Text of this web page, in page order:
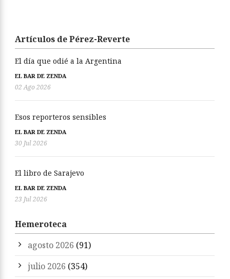
Artículos de Pérez-Reverte
El día que odié a la Argentina
EL BAR DE ZENDA
02 Ago 2026
Esos reporteros sensibles
EL BAR DE ZENDA
30 Jul 2026
El libro de Sarajevo
EL BAR DE ZENDA
23 Jul 2026
Hemeroteca
agosto 2026 (91)
julio 2026 (354)